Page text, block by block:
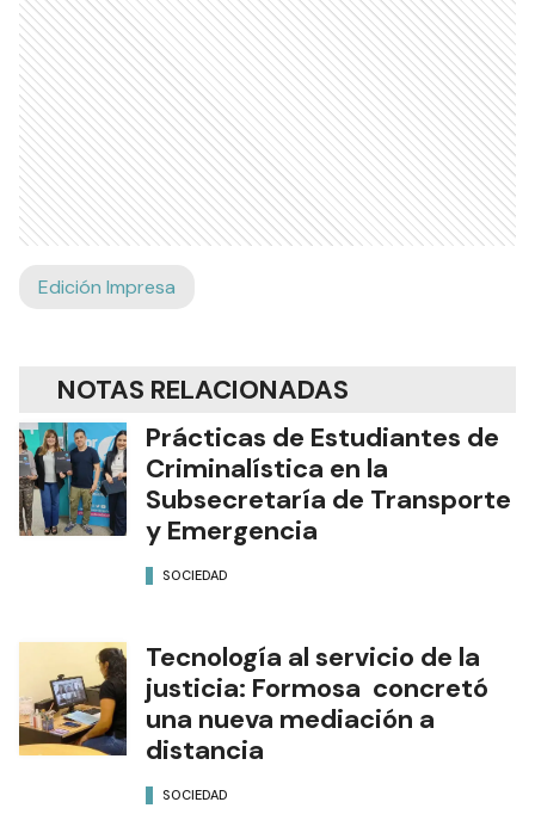
Edición Impresa
NOTAS RELACIONADAS
Prácticas de Estudiantes de
Criminalística en la
Subsecretaría de Transporte
y Emergencia
SOCIEDAD
Tecnología al servicio de la
justicia: Formosa concretó
una nueva mediación a
distancia
SOCIEDAD